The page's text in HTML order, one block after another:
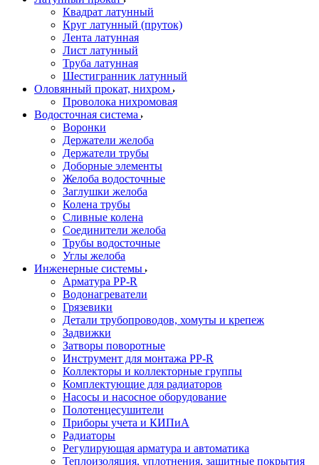
Квадрат латунный
Круг латунный (пруток)
Лента латунная
Лист латунный
Труба латунная
Шестигранник латунный
Оловянный прокат, нихром
Проволока нихромовая
Водосточная система
Воронки
Держатели желоба
Держатели трубы
Доборные элементы
Желоба водосточные
Заглушки желоба
Колена трубы
Сливные колена
Соединители желоба
Трубы водосточные
Углы желоба
Инженерные системы
Арматура PP-R
Водонагреватели
Грязевики
Детали трубопроводов, хомуты и крепеж
Задвижки
Затворы поворотные
Инструмент для монтажа PP-R
Коллекторы и коллекторные группы
Комплектующие для радиаторов
Насосы и насосное оборудование
Полотенцесушители
Приборы учета и КИПиА
Радиаторы
Регулирующая арматура и автоматика
Теплоизоляция, уплотнения, защитные покрытия